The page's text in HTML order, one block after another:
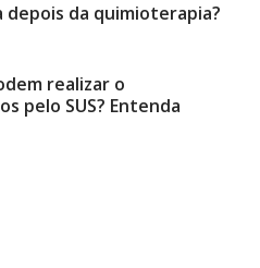
depois da quimioterapia?
realizar o
pelo SUS? Entenda